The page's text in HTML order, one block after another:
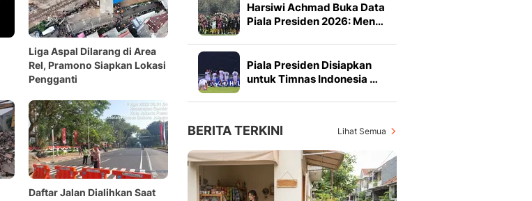
Liga Aspal Dilarang di Area
Rel, Pramono Siapkan Lokasi
Pengganti
Daftar Jalan Dialihkan Saat
Harsiwi Achmad Buka Data
Piala Presiden 2026: Men…
Piala Presiden Disiapkan
untuk Timnas Indonesia …
BERITA TERKINI Lihat Semua